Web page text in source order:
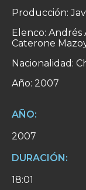
Producción:
Elenco: Andrés
Caterone
Nacionalidad:
Año: 2007
AÑO:
2007
DURACIÓN:
18:01